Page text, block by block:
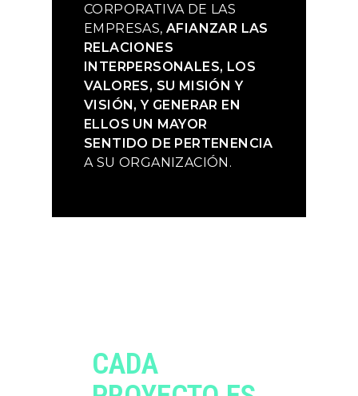
CORPORATIVA DE LAS
EMPRESAS,AFIANZAR LAS
RELACIONES
INTERPERSONALES, LOS
VALORES, SU MISIÓN Y
VISIÓN, Y GENERAR EN
ELLOS UN MAYOR
SENTIDO DE PERTENENCIA
A SU ORGANIZACIÓN.
CADA